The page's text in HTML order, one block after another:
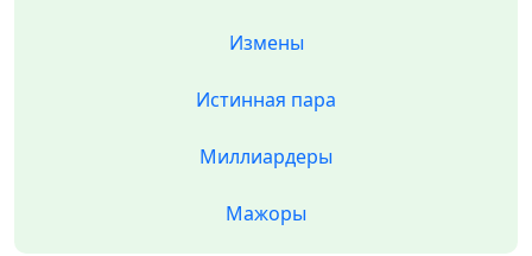
Измены
Истинная пара
Миллиардеры
Мажоры